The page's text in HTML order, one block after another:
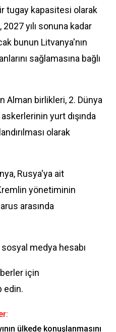
tugay kapasitesi olarak
yılı sonuna kadar
bunun Litvanya'nın
sağlamasına bağlı
Alman birlikleri, 2. Dünya
yurt dışında
olarak
Rusya'ya ait
yönetiminin
arasında
medya hesabı
için
edin.
ülkede konuşlanmasını